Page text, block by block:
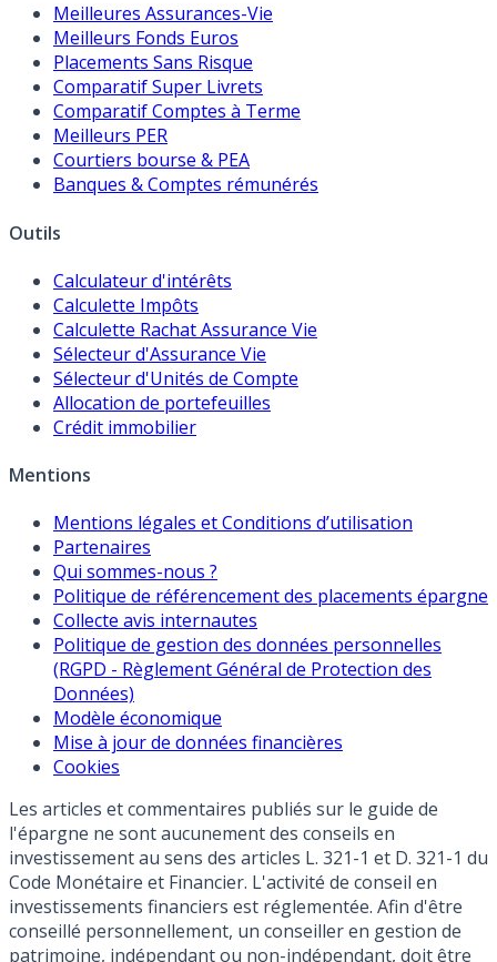
Meilleures Assurances-Vie
Meilleurs Fonds Euros
Placements Sans Risque
Comparatif Super Livrets
Comparatif Comptes à Terme
Meilleurs PER
Courtiers bourse & PEA
Banques & Comptes rémunérés
Outils
Calculateur d'intérêts
Calculette Impôts
Calculette Rachat Assurance Vie
Sélecteur d'Assurance Vie
Sélecteur d'Unités de Compte
Allocation de portefeuilles
Crédit immobilier
Mentions
Mentions légales et Conditions d’utilisation
Partenaires
Qui sommes-nous ?
Politique de référencement des placements épargne
Collecte avis internautes
Politique de gestion des données personnelles
(RGPD - Règlement Général de Protection des
Données)
Modèle économique
Mise à jour de données financières
Cookies
Les articles et commentaires publiés sur le guide de
l'épargne ne sont aucunement des conseils en
investissement au sens des articles L. 321-1 et D. 321-1 du
Code Monétaire et Financier. L'activité de conseil en
investissements financiers est réglementée. Afin d'être
conseillé personnellement, un conseiller en gestion de
patrimoine, indépendant ou non-indépendant, doit être